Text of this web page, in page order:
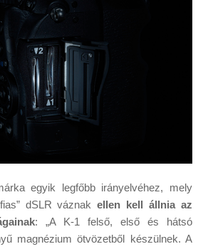
egyik legfőbb irányelvéhez, mely
dSLR váznakellen kell állnia az
: „A K-1 felső, első és hátsó
magnézium ötvözetből készülnek. A